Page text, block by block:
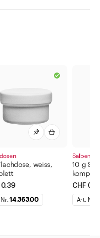
weiss,
0.39
Nr.14.363.00
10 g
komplett
CHF
Art.-Nr.